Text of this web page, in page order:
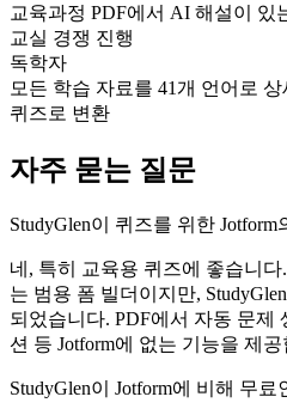
교육과정 PDF에서 AI 해설이 있
교실 경쟁 진행
독학자
모든 학습 자료를 41개 언어로
퀴즈로 변환
자주 묻는 질문
StudyGlen이 퀴즈를 위한
네, 특히 교육용 퀴즈에 좋습니다
는 범용 폼 빌더이지만,
되었습니다. PDF에서 자동 문제
션 등 Jotform에 없는 기능을 제
StudyGlen이 Jotform에 비해 무료